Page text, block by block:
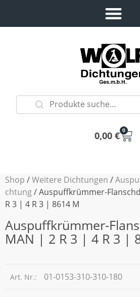
0,00 € 0
Shop /Weitere Dichtungen /
chtung/ Auspuffkrümmer-
R 3 | 4 R 3 | 8614 M
Auspuffkrümmer-
MAN | 2 R 3 | 4 R 3 |
Art. Nr.: 01-0153-310-310-180